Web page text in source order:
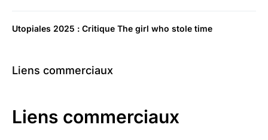
Utopiales 2025 : Critique The girl who stole time
Liens commerciaux
Liens commerciaux